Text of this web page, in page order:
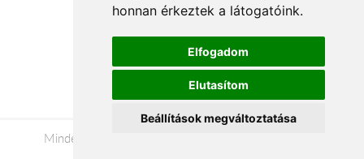
honnan érkeztek a látogatóink.
Elfogadom
Elutasítom
Beállítások megváltoztatása
Á.SZ.F.
Impresszum
Adatkezelési tájékoztató
Minden jog fenntartva © 2026 |